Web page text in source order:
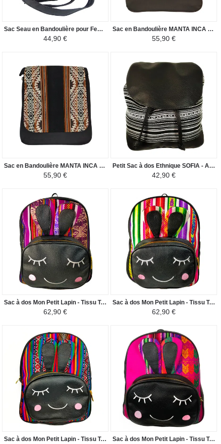
Sac Seau en Bandoulière pour Femme - Tissu Traditionnel Péruvien Vitelotte - Violet/Noir
44,90 €
Sac en Bandoulière MANTA INCA - Pour Homme Oiseaux Nazca - Bordeaux / Marron
55,90 €
Sac en Bandoulière MANTA INCA - Pour Homme Motif Ethnique - Noir / Camel
55,90 €
Petit Sac à dos Ethnique SOFIA - Artisanal Fabriqué au Pérou - Blanc/Noir
42,90 €
Sac à dos Mon Petit Lapin - Tissu Traditionnel Péruvien Vitelotte - Violet / Noir
62,90 €
Sac à dos Mon Petit Lapin - Tissu Traditionnel Amazonie Péruvienne - Blanc et Coloré / Noir
62,90 €
Sac à dos Mon Petit Lapin - Tissu Traditionnel Amazonie Péruvienne - Vert et Coloré / Noir Sac à dos Mon Petit Lapin - Tissu Traditionnel Péruvien Flor de la Cantuta - Fuchsia Coloré / Noir